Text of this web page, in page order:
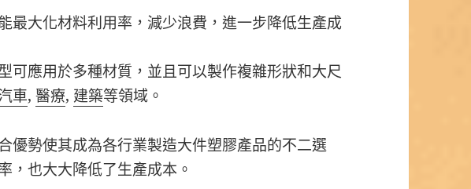
最大化材料利用率，減少浪費，進一步降低生產成
可應用於多種材質，並且可以製作複雜形狀和大尺
車,醫療, 建築等領域。
優勢使其成為各行業製造大件塑膠產品的不二選
，也大大降低了生產成本。